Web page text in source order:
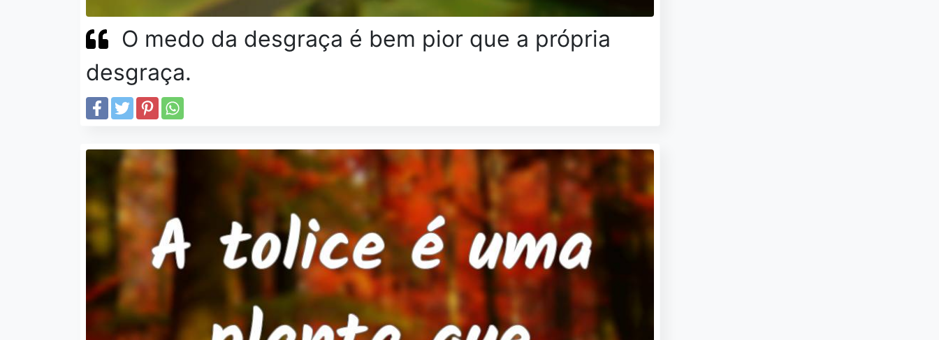
O medo da desgraça é bem pior que a própria
desgraça.